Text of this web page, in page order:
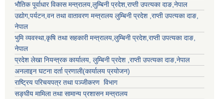
भौतिक पूर्वाधार विकास मन्त्रालय,लुम्बिनी प्रदेश,राप्ती उपत्यका दाङ,नेपाल
उद्याेग,पर्यटन,वन तथा वातावरण मन्त्रालय लुम्बिनी प्रदेश ,राप्ती उपत्यका दाङ,
नेपाल
भुमि व्यवस्था,कृषि तथा सहकारी मन्त्रालय,लुम्बिनी प्रदेश,राप्ती उपत्यका दाङ,
नेपाल
प्रदेश लेखा नियन्त्रक कार्यालय, लुम्बिनी प्रदेश ,राप्ती उपत्यका दाङ,नेपाल
अनलाइन घटना दर्ता प्रणाली(कार्यालय प्रयोजन)
राष्ट्रिय परिचयपत्र तथा पञ्जीकरण विभाग
सङ्घीय मामिला तथा सामान्य प्रशासन मन्त्रालय